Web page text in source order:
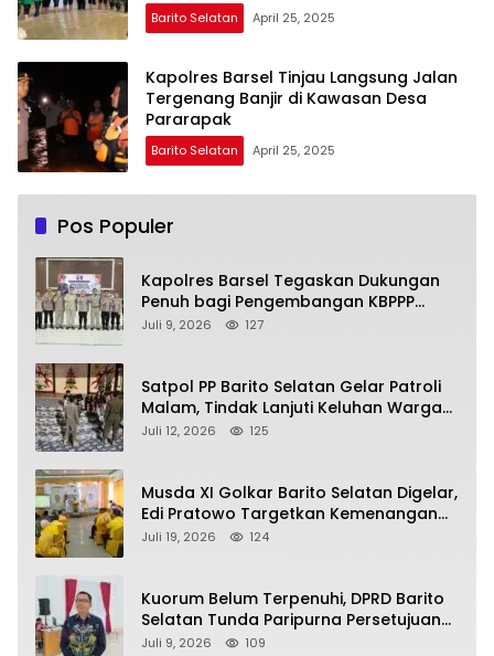
Barito Selatan April 25, 2025
Kapolres Barsel Tinjau Langsung Jalan
Tergenang Banjir di Kawasan Desa
Pararapak
Barito Selatan April 25, 2025
Pos Populer
Kapolres Barsel Tegaskan Dukungan
Penuh bagi Pengembangan KBPPP
Kalimantan Tengah
Juli 9, 2026 127
Satpol PP Barito Selatan Gelar Patroli
Malam, Tindak Lanjuti Keluhan Warga
soal Balap Liar dan Remaja Nongkrong
Juli 12, 2026 125
Musda XI Golkar Barito Selatan Digelar,
Edi Pratowo Targetkan Kemenangan
Partai pada Pemilu Mendatang
Juli 19, 2026 124
Kuorum Belum Terpenuhi, DPRD Barito
Selatan Tunda Paripurna Persetujuan
Raperda Pertanggungjawaban APBD
Juli 9, 2026 109